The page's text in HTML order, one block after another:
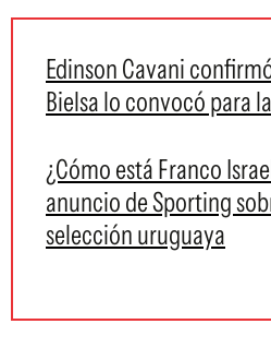
Edinson Cavani
Bielsa lo convocó para
¿Cómo está Franco
anuncio de Sporting
selección uruguaya